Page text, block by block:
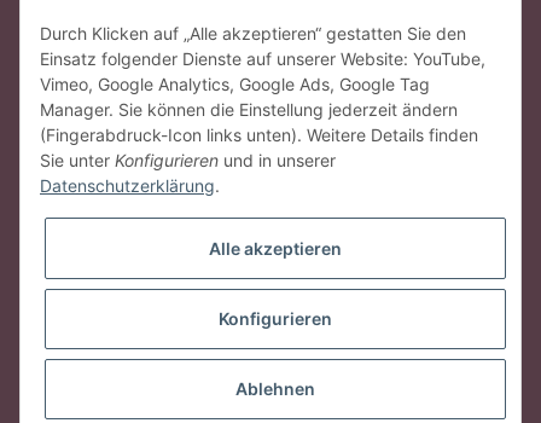
Vertrag widerrufen
* Alle Preise inkl. gesetzlicher USt., zzgl.Versand
Durch Klicken auf „Alle akzeptieren“ gestatten Sie den
Einsatz folgender Dienste auf unserer Website: YouTube,
Vimeo, Google Analytics, Google Ads, Google Tag
Manager. Sie können die Einstellung jederzeit ändern
(Fingerabdruck-Icon links unten). Weitere Details finden
Sie unter Konfigurieren und in unserer
Datenschutzerklärung.
Alle akzeptieren
Konfigurieren
Ablehnen